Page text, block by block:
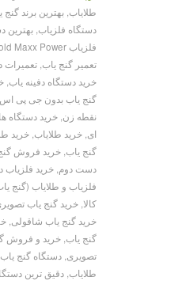
طلایاب, بهترین برند گنج
دستگاه فلزیاب, بهترین
فلزیاب Gold Maxx Power
تعمیر گنج یاب, تعمیرات
خرید دستگاه دفینه یاب,
گنج یاب بدون جی پی اس
نقطه زن, خرید دستگاه
ای, خرید طلایاب, خرید
گنج یاب, خرید فروش
دست دوم, خرید فلزیاب
فلزیاب و طلایاب (گنج
کالا, خرید گنج یاب
خرید گنج یاب شاقولی,
گنج یاب, خرید و فروش
تصویری, دستگاه گنج یاب
طلایاب, دقیق ترین